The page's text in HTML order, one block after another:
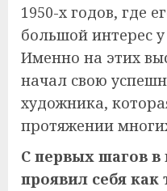
1950-х годов, где
большой интерес
Именно на этих
начал свою
художника,
протяжении
С первых шагов в
проявил себя